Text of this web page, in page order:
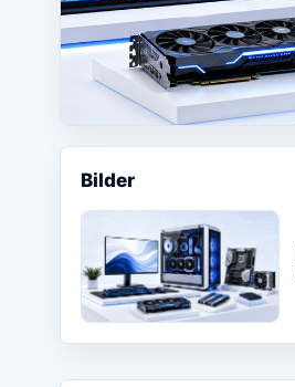
Bilder